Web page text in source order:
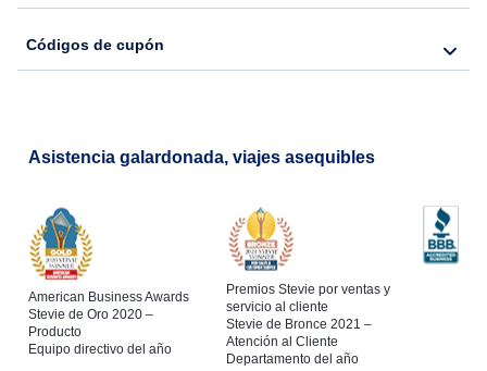
Códigos de cupón
Asistencia galardonada, viajes asequibles
American Business Awards
Stevie de Oro 2020 –
Producto
Equipo directivo del año
Premios Stevie por ventas y
servicio al cliente
Stevie de Bronce 2021 –
Atención al Cliente
Departamento del año